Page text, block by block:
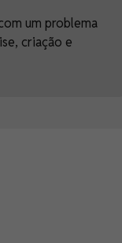
um problema
criação e